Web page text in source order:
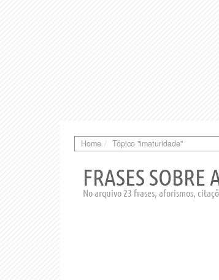
Home Tópico "imaturidade"
FRASES
No arquivo 23 frases, aforismos,